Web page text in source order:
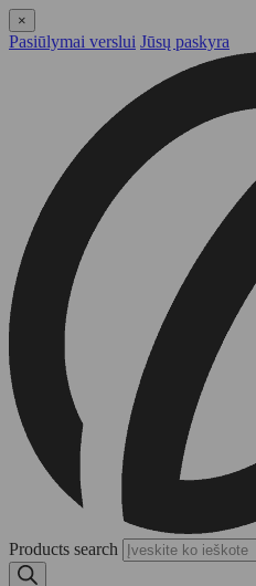
×
Pasiūlymai verslui Jūsų paskyra
Products search